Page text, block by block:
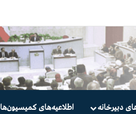
دبیرخانه اطلاعیه‌های کمیسیون‌‌ها